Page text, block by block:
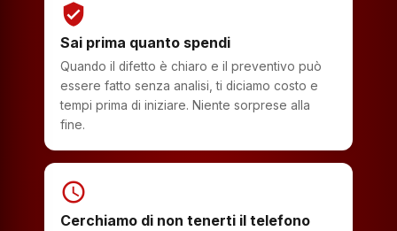
verified_user
Sai prima quanto spendi
Quando il difetto è chiaro e il preventivo può
essere fatto senza analisi, ti diciamo costo e
tempi prima di iniziare. Niente sorprese alla
fine.
schedule
Cerchiamo di non tenerti il telefono